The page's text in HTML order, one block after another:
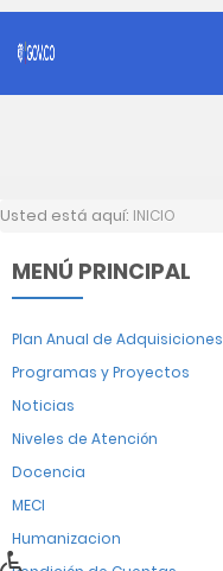
Usted está aquí: INICIO
MENÚ PRINCIPAL
Plan Anual de Adquisiciones
Programas y Proyectos
Noticias
Niveles de Atención
Docencia
MECI
Humanizacion